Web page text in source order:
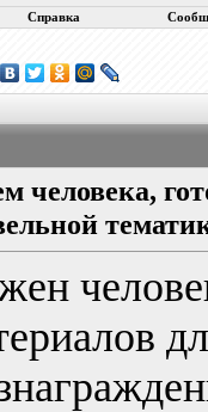
Справка
человека,